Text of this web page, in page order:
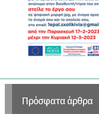
Πρόσφατα άρθρα